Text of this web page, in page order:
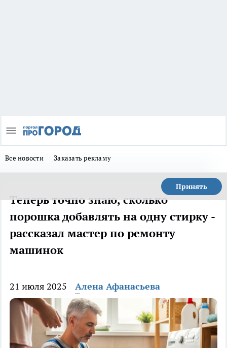
Все новости Заказать рекламу
Принять
Теперь точно знаю, сколько
порошка добавлять на одну стирку -
рассказал мастер по ремонту
машинок
21 июля 2025 Алена Афанасьева